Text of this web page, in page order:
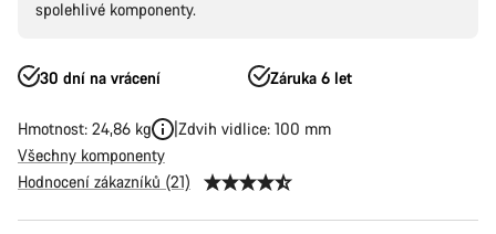
spolehlivé komponenty.
30 dní na vrácení Záruka 6 let
Hmotnost: 24,86 kg
Zdvih vidlice: 100 mm
Všechny komponenty
Hodnocení zákazníků (21)